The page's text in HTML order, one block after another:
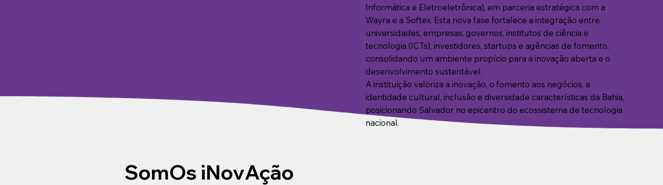
Informática e Eletroeletrônica), em parceria estratégica com a
Wayra e a Softex. Esta nova fase fortalece a integração entre
universidades, empresas, governos, institutos de ciência e
tecnologia (ICTs), investidores, startups e agências de fomento,
consolidando um ambiente propício para a inovação aberta e o
desenvolvimento sustentável.
A instituição valoriza a inovação, o fomento aos negócios, a
identidade cultural, inclusão e diversidade características da Bahia,
posicionando Salvador no epicentro do ecossistema de tecnologia
nacional.
SomOs iNovAção